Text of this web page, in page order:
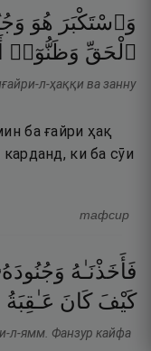
وَٱسْتَكْبَرَ هُوَ
ٱلْحَقِّ وَظَنُّوٓا۟
л-ҳаққи ва занну
ба ғайри ҳақ
ки ба сӯи
тафсир
فَأَخَذْنَـٰهُ
كَيْفَ كَانَ عَـٰقِبَةُ
л-ямм. Фанзур кайфа